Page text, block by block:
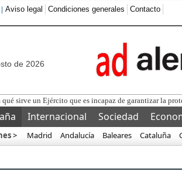
Aviso legal Condiciones generales Contacto
de 2026
y la UEFA pro
Internacional Sociedad
> Madrid Andalucía Baleares Cataluña